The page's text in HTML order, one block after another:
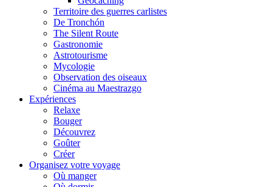
Territoire des guerres carlistes
De Tronchón
The Silent Route
Gastronomie
Astrotourisme
Mycologie
Observation des oiseaux
Cinéma au Maestrazgo
Expériences
Relaxe
Bouger
Découvrez
Goûter
Créer
Organisez votre voyage
Où manger